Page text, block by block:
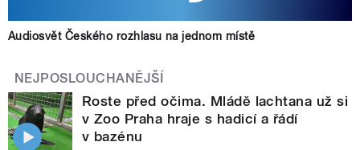
Audiosvět Českého rozhlasu na jednom místě
NEJPOSLOUCHANĚJŠÍ
Roste před očima. Mládě lachtana už si
v Zoo Praha hraje s hadicí a řádí
v bazénu